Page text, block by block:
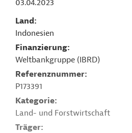
03.04.2023
Land
Indonesien
Finanzierung
Weltbankgruppe (IBRD)
Referenznummer
P173391
Kategorie
Land- und Forstwirtschaft
Träger